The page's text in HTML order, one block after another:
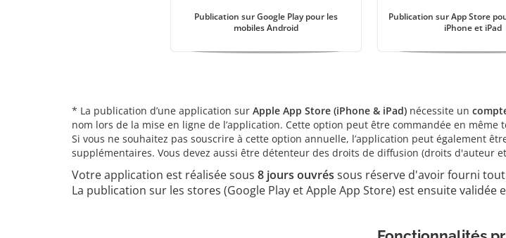
Publication sur Google Play pour les
mobiles Android
Publication sur App Store
iPhone et iPad
* La publication d’une application sur Apple App Store (iPhone & iPad) nécessite un
nom lors de la mise en ligne de l’application. Cette option peut être commandée en même
Si vous ne souhaitez pas souscrire à cette option annuelle, l’application peut également
supplémentaires. Vous devez aussi être détenteur des droits de diffusion (droits d'auteur
Votre application est réalisée sous 8 jours ouvrés sous réserve d'avoir fourni
La publication sur les stores (Google Play et Apple App Store) est ensuite validée